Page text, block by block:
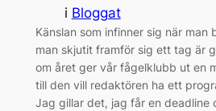
i Bloggat
Känslan som infinner sig när
man skjutit framför sig ett tag är
om året ger vår fågelklubb ut en
till den vill redaktören ha ett
Jag gillar det, jag får en deadline